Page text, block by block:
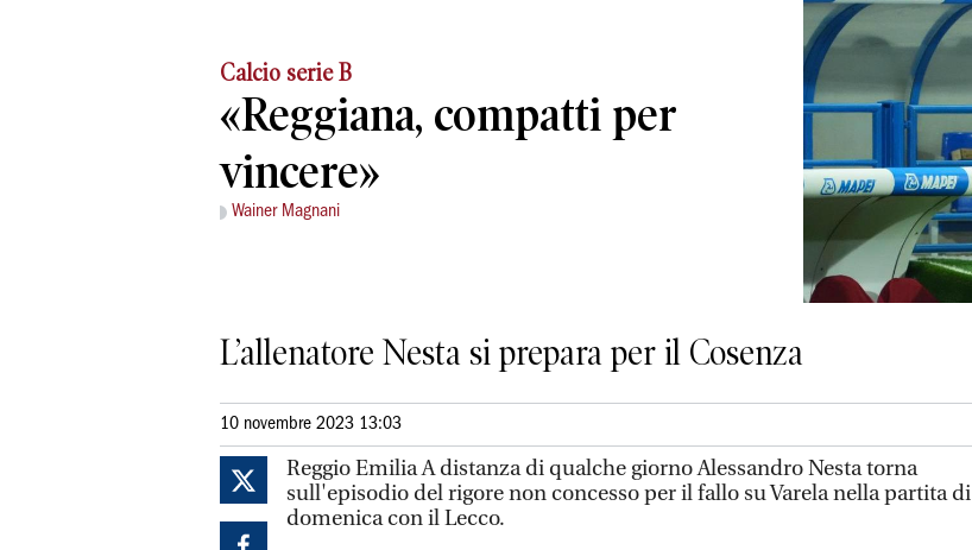
Calcio serie B
«Reggiana, compatti per
vincere»
Wainer Magnani
L’allenatore Nesta si prepara per il Cosenza
10 novembre 2023 13:03
Reggio Emilia A distanza di qualche giorno Alessandro Nesta torna
sull'episodio del rigore non concesso per il fallo su Varela nella partita di
domenica con il Lecco.